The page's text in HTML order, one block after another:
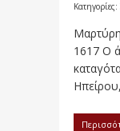
Κατηγορίες:
1617 Ο